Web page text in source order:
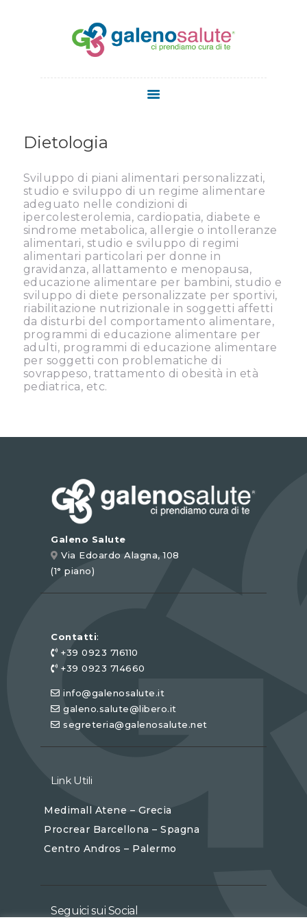
SERVIZI
STAFF
MEDICI
MEDICINA
ESTETICA
NEWS
CONTATTI
Dietologia
Sviluppo di piani alimentari personalizzati,
studio e sviluppo di un regime alimentare
adeguato nelle condizioni di
ipercolesterolemia, cardiopatia, diabete e
sindrome metabolica, allergie o intolleranze
alimentari, studio e sviluppo di regimi
alimentari particolari per donne in
gravidanza, allattamento e menopausa,
educazione alimentare per bambini, studio e
sviluppo di diete personalizzate per sportivi,
riabilitazione nutrizionale in soggetti affetti
da disturbi del comportamento alimentare,
programmi di educazione alimentare per
adulti, programmi di educazione alimentare
per soggetti con problematiche di
sovrappeso, trattamento di obesità in età
pediatrica, etc.
Galeno Salute
Via Edoardo Alagna, 108
(1° piano)
Contatti:
+39 0923 716110
+39 0923 714660
info@galenosalute.it
galeno.salute@libero.it
segreteria@galenosalute.net
Link Utili
Medimall Atene – Grecia
Procrear Barcellona – Spagna
Centro Andros – Palermo
Seguici sui Social